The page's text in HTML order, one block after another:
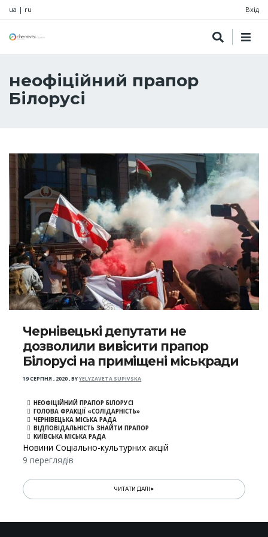
ua | ru Вхід
неофіційний прапор
Білорусі
Чернівецькі депутати не
дозволили вивісити прапор
Білорусі на приміщені міськради
19 СЕРПНЯ , 2020,BYYELYZAVETA SUPIVSKA
НЕОФІЦІЙНИЙ ПРАПОР БІЛОРУСІ
ГОЛОВА ФРАКЦІЇ «СОЛІДАРНІСТЬ»
ЧЕРНІВЕЦЬКА МІСЬКА РАДА
ВІДПОВІДАЛЬНІСТЬ ЗНАЙТИ ПРАПОР
КИЇВСЬКА МІСЬКА РАДА
Новини Соціально-культурних акцій
9 переглядів
ЧИТАТИ ДАЛІ